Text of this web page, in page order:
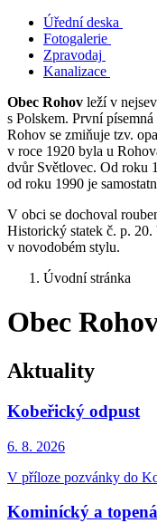
Úřední deska
Fotogalerie
Zpravodaj
Kanalizace
Obec Rohov leží v
s Polskem. První
Rohov se zmiňuje tzv.
v roce 1920 byla u
dvůr Světlovec. Od roku
od roku 1990 je
V obci se dochoval
Historický statek č. p. 20.
v novodobém stylu.
Úvodní stránka
Obec
Aktuality
Kobeřický odpust
6. 8. 2026
V příloze pozvánky do
Kominícký a